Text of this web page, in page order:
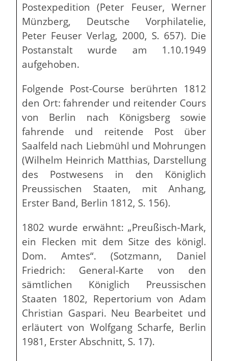
Postexpedition (Peter Feuser, Werner
Münzberg, Deutsche Vorphilatelie,
Peter Feuser Verlag, 2000, S. 657). Die
Postanstalt wurde am 1.10.1949
aufgehoben.
Folgende Post-Course berührten 1812
den Ort: fahrender und reitender Cours
von Berlin nach Königsberg sowie
fahrende und reitende Post über
Saalfeld nach Liebmühl und Mohrungen
(Wilhelm Heinrich Matthias, Darstellung
des Postwesens in den Königlich
Preussischen Staaten, mit Anhang,
Erster Band, Berlin 1812, S. 156).
1802 wurde erwähnt: „Preußisch-Mark,
ein Flecken mit dem Sitze des königl.
Dom. Amtes“. (Sotzmann, Daniel
Friedrich: General-Karte von den
sämtlichen Königlich Preussischen
Staaten 1802, Repertorium von Adam
Christian Gaspari. Neu Bearbeitet und
erläutert von Wolfgang Scharfe, Berlin
1981, Erster Abschnitt, S. 17).